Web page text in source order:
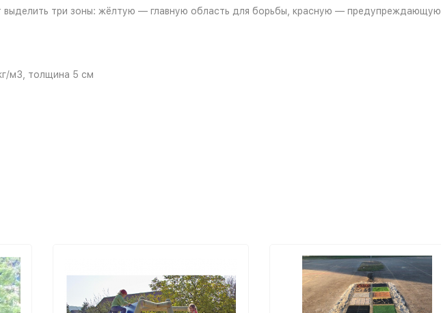
выделить три зоны: жёлтую — главную область для борьбы, красную —
м3, толщина 5 см